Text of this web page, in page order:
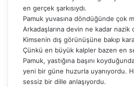
en gerçek şarkısıydı.
Pamuk yuvasına döndüğünde çok
Arkadaşlarına devin ne kadar nazik
Kimsenin dış görünüşüne bakıp
Çünkü en büyük kalpler bazen en
Pamuk, yastığına başını
yeni bir güne huzurla uyanıyordu.
sessiz bir dille anlaşıyordu.